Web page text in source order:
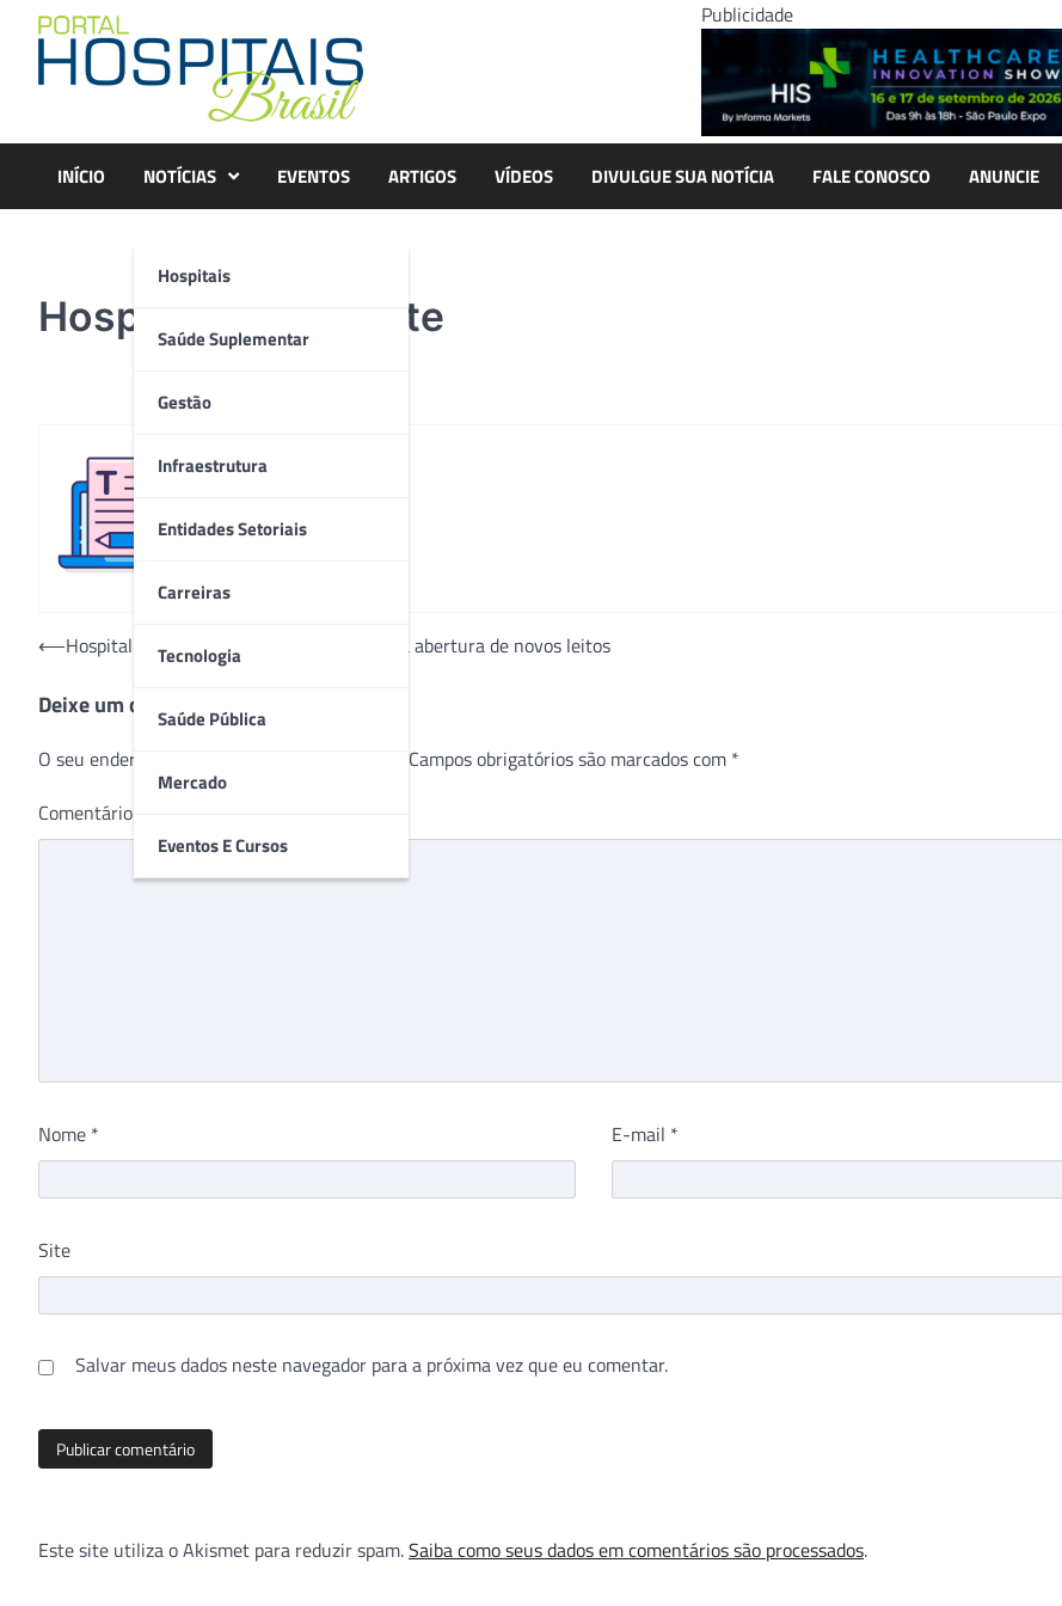
content
Publicidade
INÍCIO NOTÍCIAS
Hospitais
Saúde Suplementar
Gestão
Infraestrutura
Entidades Setoriais
Carreiras
Tecnologia
Saúde Pública
Mercado
Eventos E Cursos
EVENTOS ARTIGOS VÍDEOS DIVULGUE SUA NOTÍCIA FALE CONOSCO ANUNCIE
Hospital São Vicente
Navegação
Post
⟵Hospital São Vicente lança campanha para abertura de novos leitos
Deixe um comentário
O seu endereço de e-mail não será publicado. Campos obrigatórios são marcados com *
Comentário
Nome * E-mail *
Site
Salvar meus dados neste navegador para a próxima vez que eu comentar.
Este site utiliza o Akismet para reduzir spam.Saiba como seus dados em comentários são processados.